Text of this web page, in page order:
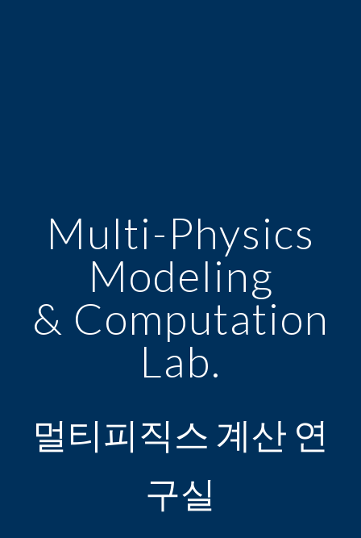
Multi-Physics
Modeling
& Computation
Lab.
멀티피직스 계산 연
구실